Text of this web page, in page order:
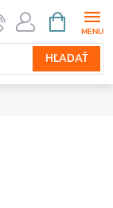
HĽADAŤ
KOŠÍK